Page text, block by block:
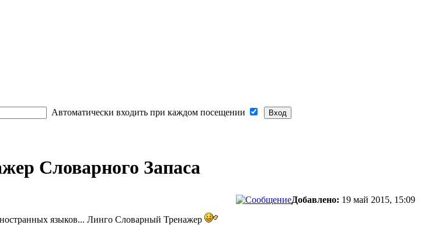
Автоматически входить при каждом посещении
Словарного Запаса
Добавлено: 19 май 2015, 15:09
языков... Линго Словарный Тренажер